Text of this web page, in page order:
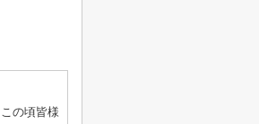
の頃皆様